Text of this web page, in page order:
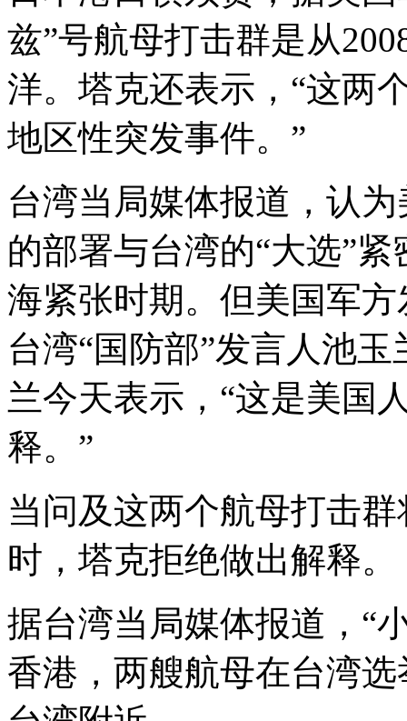
兹”号航母打击群是从
洋。塔克还表示，“这两
地区性突发事件。”
台湾当局媒体报道，认
的部署与台湾的“大选”
海紧张时期。但美国军
台湾“国防部”发言人池
兰今天表示，“这是美国
释。”
当问及这两个航母打击
时，塔克拒绝做出解释。
据台湾当局媒体报道，“
香港，两艘航母在台湾